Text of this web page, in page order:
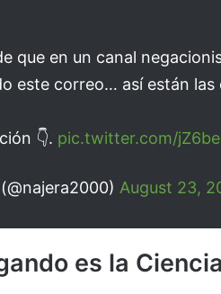
que en un canal
este correo… así están las
👇. pic.twitter.com/
August 23,
es la